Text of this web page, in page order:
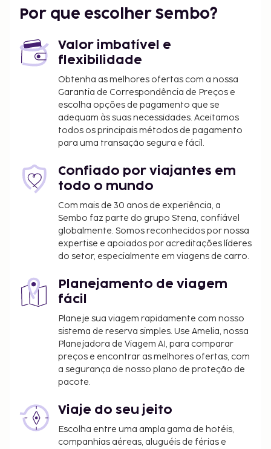
Santuário de Hakuryu - 6,7 km/4,2 mi
Tóquio (HND-Haneda) - 103,7 km/64,4 mi
Tóquio (NRT-Aeroporto Internacional de Narita) -
182,3 km/113,3 mi
Uma receção aberta 24 horas e armazenamento de
bagagem estão entre o leque de comodidades
oferecidas por Este hotel. Há estacionamento
grátis no local. Algumas das comodidades e serviços
em destaque incluem Wi-fi grátis e serviços de
concierge. O hotel serve pequenos-almoços
continentais diariamente entre as 8:00 e as 9:30
mediante uma sobretaxa.
Tarifa de pequeno-almoço continental: 2200
JPY por pessoa (valor aproximado)
A lista anterior pode não estar completa. As taxas e
os depósitos podem não incluir impostos e estão
sujeitos a alterações.
Não é permitida a estadia de crianças até aos
12 anos neste alojamento.
O Ministério da Saúde, Trabalho e Bem-estar
Social do Japão exige a todos os seus visitantes
internacionais que indiquem a nacionalidade e o
número do passaporte ao efetuarem o check-
in em qualquer tipo de alojamento (pousadas,
dos alojamentos estão por lei obrigados a
fotocopiar os passaportes de todos os clientes
e a manter as fotocópias em arquivo.
Por que escolher Sembo?
Valor imbatível e
flexibilidade
Obtenha as melhores ofertas com a nossa
Garantia de Correspondência de Preços e
escolha opções de pagamento que se
adequam às suas necessidades. Aceitamos
todos os principais métodos de pagamento
para uma transação segura e fácil.
Confiado por viajantes em
todo o mundo
Com mais de 30 anos de experiência, a
Sembo faz parte do grupo Stena, confiável
globalmente. Somos reconhecidos por nossa
expertise e apoiados por acreditações líderes
do setor, especialmente em viagens de carro.
Planejamento de viagem
fácil
Planeje sua viagem rapidamente com nosso
sistema de reserva simples. Use Amelia, nossa
Planejadora de Viagem AI, para comparar
preços e encontrar as melhores ofertas, com
a segurança de nosso plano de proteção de
pacote.
Viaje do seu jeito
Escolha entre uma ampla gama de hotéis,
companhias aéreas, aluguéis de férias e